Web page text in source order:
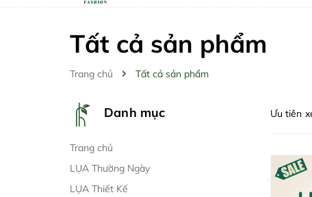
Tất cả sản phẩm
Trang chủ Tất cả sản phẩm
Danh mục
Trang chủ
LỤA Thường Ngày
LỤA Thiết Kế
Ưu tiên